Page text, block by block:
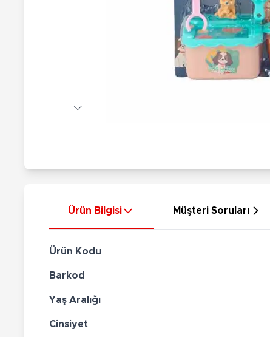
Silahlar
Silah Setleri
Kılıç Setleri
Ok Setleri
Ürün Bilgisi Müşteri Soruları
Ürün Kodu
Barkod
Yaş Aralığı
Cinsiyet